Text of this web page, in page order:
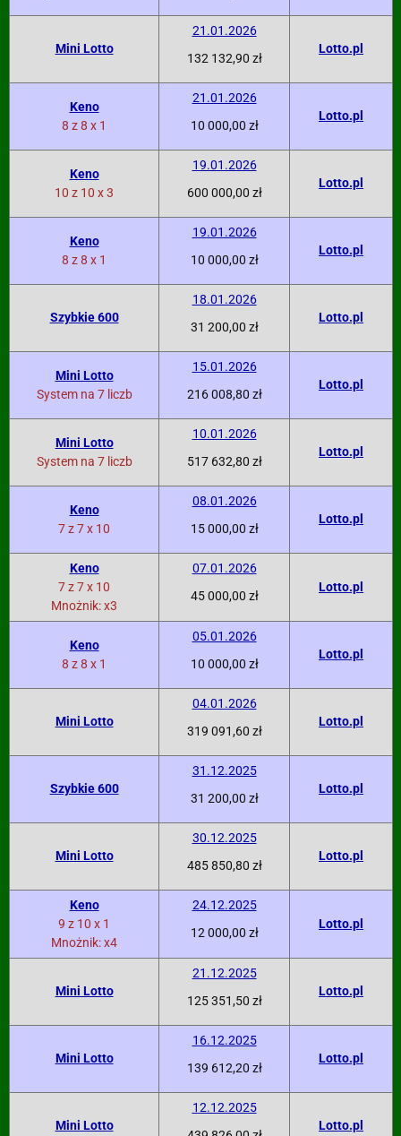
Mini Lotto
21.01.2026
132 132,90 zł
Lotto.pl
Keno
8 z 8 x 1
21.01.2026
10 000,00 zł
Lotto.pl
Keno
10 z 10 x 3
19.01.2026
600 000,00 zł
Lotto.pl
Keno
8 z 8 x 1
19.01.2026
10 000,00 zł
Lotto.pl
Szybkie 600
18.01.2026
31 200,00 zł
Lotto.pl
Mini Lotto
System na 7 liczb
15.01.2026
216 008,80 zł
Lotto.pl
Mini Lotto
System na 7 liczb
10.01.2026
517 632,80 zł
Lotto.pl
Keno
7 z 7 x 10
08.01.2026
15 000,00 zł
Lotto.pl
Keno
7 z 7 x 10
Mnożnik: x3
07.01.2026
45 000,00 zł
Lotto.pl
Keno
8 z 8 x 1
05.01.2026
10 000,00 zł
Lotto.pl
Mini Lotto
04.01.2026
319 091,60 zł
Lotto.pl
Szybkie 600
31.12.2025
31 200,00 zł
Lotto.pl
Mini Lotto
30.12.2025
485 850,80 zł
Lotto.pl
Keno
9 z 10 x 1
Mnożnik: x4
24.12.2025
12 000,00 zł
Lotto.pl
Mini Lotto
21.12.2025
125 351,50 zł
Lotto.pl
Mini Lotto
16.12.2025
139 612,20 zł
Lotto.pl
Mini Lotto
12.12.2025
Lotto.pl